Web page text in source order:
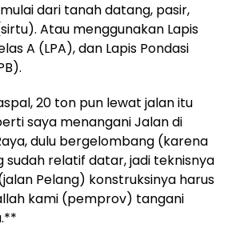
dari tanah datang, pasir,
Atau menggunakan Lapis
A (LPA), dan Lapis Pondasi
20 ton pun lewat jalan itu
saya menangani Jalan di
dulu bergelombang (karena
relatif datar, jadi teknisnya
Pelang) konstruksinya harus
kami (pemprov) tangani